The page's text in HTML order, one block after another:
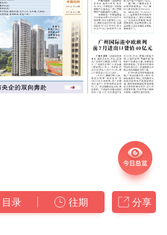
目录 往期 分享